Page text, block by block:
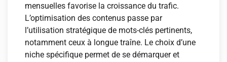
mensuelles favorise la croissance du trafic.
L’optimisation des contenus passe par
l’utilisation stratégique de mots-clés pertinents,
notamment ceux à longue traîne. Le choix d’une
niche spécifique permet de se démarquer et